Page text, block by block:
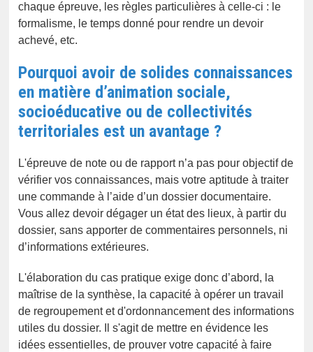
chaque épreuve, les règles particulières à celle-ci : le
formalisme, le temps donné pour rendre un devoir
achevé, etc.
Pourquoi avoir de solides connaissances
en matière d’animation sociale,
socioéducative ou de collectivités
territoriales est un avantage ?
L'épreuve de note ou de rapport n’a pas pour objectif de
vérifier vos connaissances, mais votre aptitude à traiter
une commande à l’aide d’un dossier documentaire.
Vous allez devoir dégager un état des lieux, à partir du
dossier, sans apporter de commentaires personnels, ni
d’informations extérieures.
L'élaboration du cas pratique exige donc d’abord, la
maîtrise de la synthèse, la capacité à opérer un travail
de regroupement et d'ordonnancement des informations
utiles du dossier. Il s'agit de mettre en évidence les
idées essentielles, de prouver votre capacité à faire